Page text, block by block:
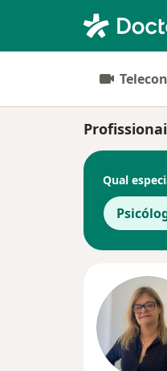
Qual